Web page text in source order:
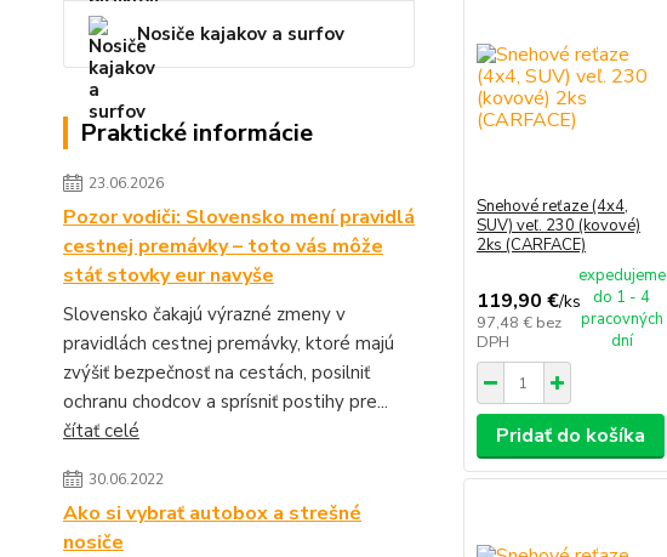
Nosiče kajakov a surfov
Praktické informácie
23.06.2026
Pozor vodiči: Slovensko mení pravidlá
cestnej premávky – toto vás môže
stáť stovky eur navyše
Slovensko čakajú výrazné zmeny v
pravidlách cestnej premávky, ktoré majú
zvýšiť bezpečnosť na cestách, posilniť
ochranu chodcov a sprísniť postihy pre...
čítať celé
30.06.2022
Ako si vybrať autobox a strešné
nosiče
Snehové reťaze (4x4,
SUV) veľ. 230 (kovové)
2ks (CARFACE)
119,90 €/ks
97,48 € bez
DPH
expedujeme
do 1 - 4
pracovných
dní
Pridať do košíka